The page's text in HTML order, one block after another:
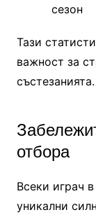
сезон
Тази
важност за
състезанията.
отбора
Всеки играч
уникални